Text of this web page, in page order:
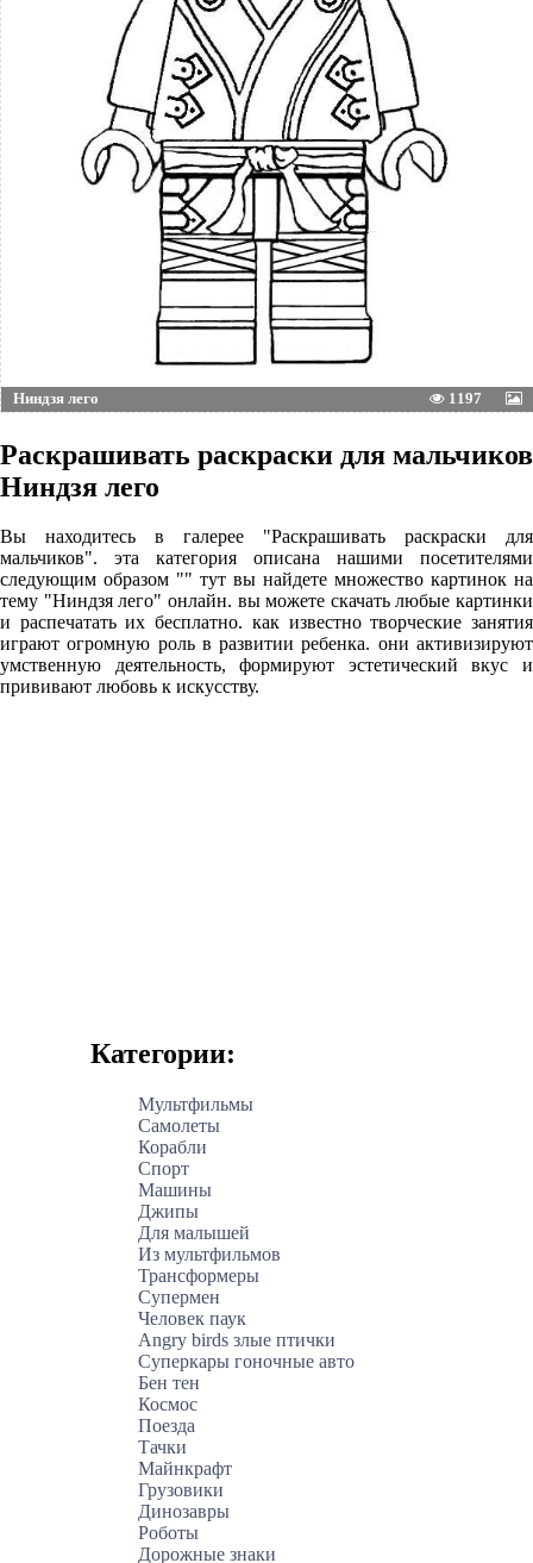
Ниндзя лего 1197
Раскрашивать раскраски для мальчиков
Ниндзя лего
Вы находитесь в галерее "Раскрашивать раскраски для
мальчиков". эта категория описана нашими посетителями
следующим образом "" тут вы найдете множество картинок на
тему "Ниндзя лего" онлайн. вы можете скачать любые картинки
и распечатать их бесплатно. как известно творческие занятия
играют огромную роль в развитии ребенка. они активизируют
умственную деятельность, формируют эстетический вкус и
прививают любовь к искусству.
Категории:
Мультфильмы
Самолеты
Корабли
Спорт
Машины
Джипы
Для малышей
Из мультфильмов
Трансформеры
Супермен
Человек паук
Angry birds злые птички
Суперкары гоночные авто
Бен тен
Космос
Поезда
Тачки
Майнкрафт
Грузовики
Динозавры
Роботы
Дорожные знаки